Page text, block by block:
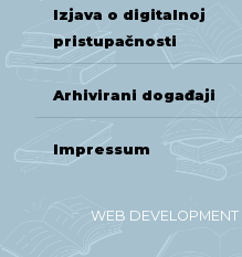
Izjava o digitalnoj
pristupačnosti
Arhivirani događaji
Impressum
WEB DEVELOPMENT